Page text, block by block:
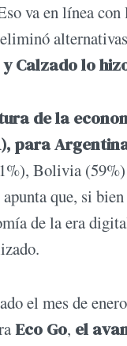
va en línea
Calzado lo
de la
para
Bolivia
que, si
de la era
el mes de
Eco Go, el